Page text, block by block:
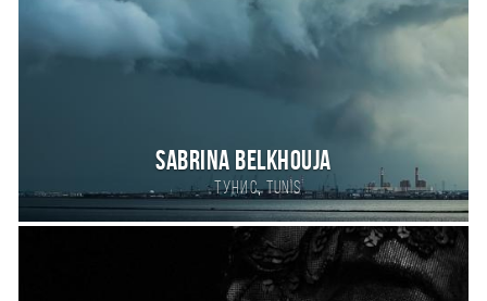
sabrina belkhouja
Тунис,Tunis